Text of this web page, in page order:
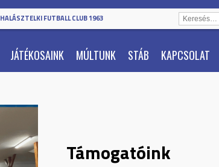
HALÁSZTELKI FUTBALL CLUB 1963
JÁTÉKOSAINK MÚLTUNK STÁB KAPCSOLAT
Támogatóink